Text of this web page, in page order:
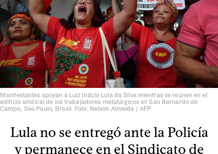
Manifestantes apoyan a Luiz Inácio Lula da Silva mientras se reúnen en el
edificio sindical de los trabajadores metalúrgicos en Sao Bernardo do
Campo, Sao Paulo, Brasil. Foto: Nelson Almeida / AFP
Lula no se entregó ante la Policía
y permanece en el Sindicato de